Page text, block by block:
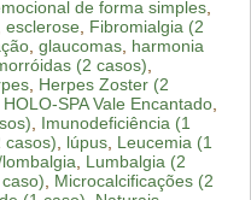
de forma simples,
esclerose
Fibromialgia (2
, glaucomas, harmonia
(2 casos)
, Herpes Zoster (2
HOLO-SPA Vale Encantado,
Imunodeficiência (1
casos) lúpus, Leucemia (1
Lumbalgia (2
Microcalcificações (2